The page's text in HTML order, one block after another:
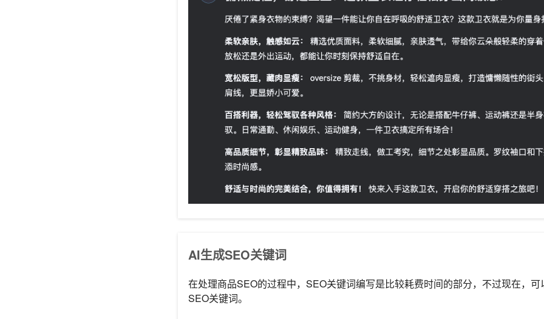
AI生成SEO关键词
在处理商品SEO的过程中，SEO关键词编写是比较耗费时间的部分，不过现在，
SEO关键词。